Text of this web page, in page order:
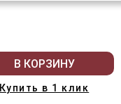
В КОРЗИНУ
Купить в 1 клик